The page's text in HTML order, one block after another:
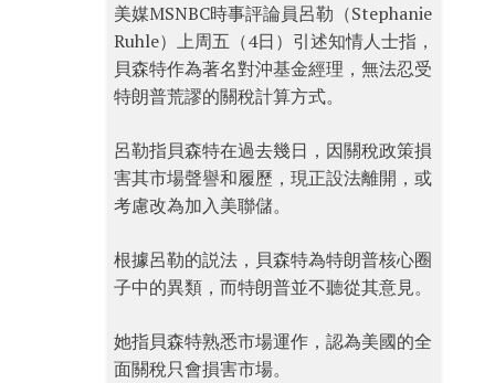
美媒MSNBC時事評論員呂勒（Stephanie
Ruhle）上周五（4日）引述知情人士指，
貝森特作為著名對沖基金經理，無法忍受
特朗普荒謬的關稅計算方式。
呂勒指貝森特在過去幾日，因關稅政策損
害其市場聲譽和履歷，現正設法離開，或
考慮改為加入美聯儲。
根據呂勒的説法，貝森特為特朗普核心圈
子中的異類，而特朗普並不聽從其意見。
她指貝森特熟悉市場運作，認為美國的全
面關稅只會損害市場。